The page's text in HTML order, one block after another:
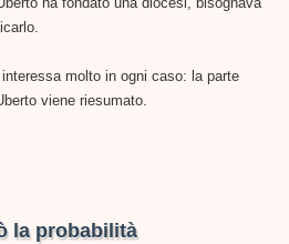
molto in ogni caso: la parte
viene riesumato.
la probabilità